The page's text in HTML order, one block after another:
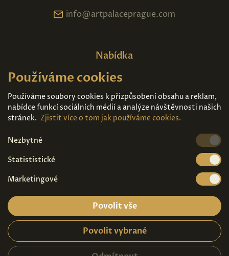
info@artpalaceprague.com
Nabídka
Domů
Expozice
Kontakt
Díla k prodeji
Vstupenky
2026© Copyright - Art Palace Prague s.r.o.
Ochrana osobních údajů|Návštěvní řád
Používáme cookies
Používáme soubory cookies k přizpůsobení obsahu a reklam,
nabídce funkcí sociálních médií a analýze návštěvnosti našich
stránek. Zjistit více o tom jak používáme cookies.
Nezbytné
Statististické
Marketingové
Povolit vše
Povolit vybrané